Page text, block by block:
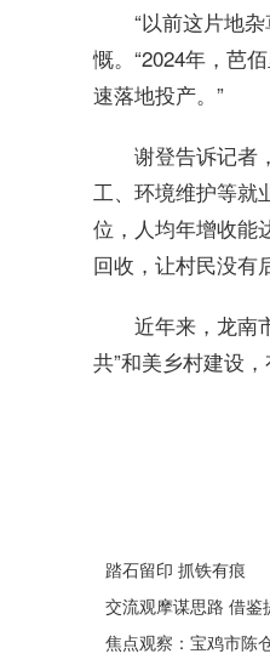
“以前这片地
慨。“2024年，芭
速落地投产。”
谢登告诉记者
工、环境维护等就
位，人均年增收能
回收，让村民没有
近年来，龙南
共”和美乡村建设
踏石留印 抓铁有痕
交流观摩谋思路 借鉴
焦点观察：宝鸡市陈